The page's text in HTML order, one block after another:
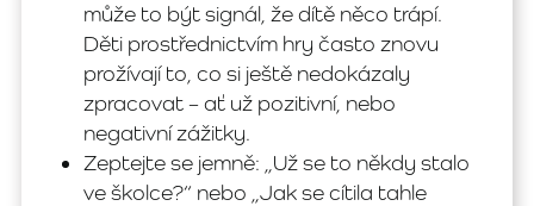
může to být signál, že dítě něco trápí.
Děti prostřednictvím hry často znovu
prožívají to, co si ještě nedokázaly
zpracovat – ať už pozitivní, nebo
negativní zážitky.
Zeptejte se jemně: „Už se to někdy stalo
ve školce?“ nebo „Jak se cítila tahle